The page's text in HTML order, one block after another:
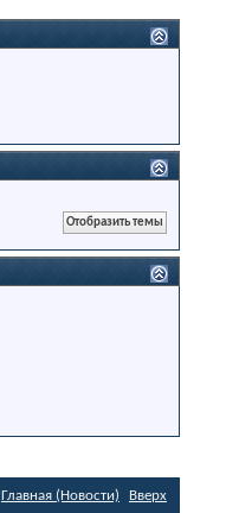
Главная (Новости) Вверх